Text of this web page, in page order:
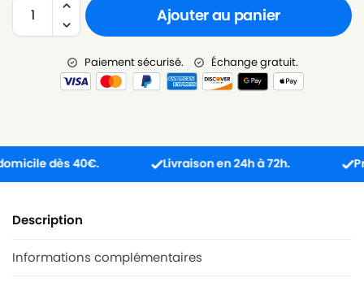
Ajouter au panier
Paiement sécurisé. Échange gratuit.
dès 40€. Livraison en 24h à 72h.
Description
Informations complémentaires